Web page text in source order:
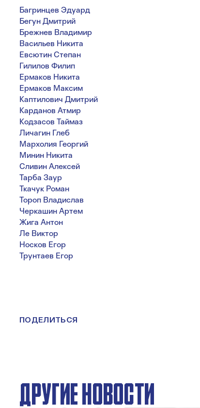
Багринцев Эдуард
Бегун Дмитрий
Брежнев Владимир
Васильев Никита
Евсютин Степан
Гилилов Филип
Ермаков Никита
Ермаков Максим
Каптилович Дмитрий
Карданов Атмир
Кодзасов Таймаз
Личагин Глеб
Мархолия Георгий
Минин Никита
Сливин Алексей
Тарба Заур
Ткачук Роман
Тороп Владислав
Черкашин Артем
Жига Антон
Ле Виктор
Носков Егор
Трунтаев Егор
ПОДЕЛИТЬСЯ
ДРУГИЕ НОВОСТИ